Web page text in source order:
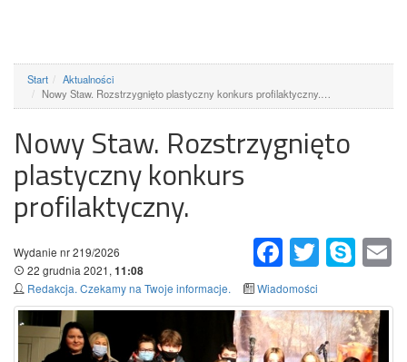
Start
Aktualności
Nowy Staw. Rozstrzygnięto plastyczny konkurs profilaktyczny.…
Nowy Staw. Rozstrzygnięto
plastyczny konkurs
profilaktyczny.
FacebookTwitter Skype
Wydanie nr 219/2026
22 grudnia 2021, 11:08
Redakcja. Czekamy na Twoje informacje.
Wiadomości